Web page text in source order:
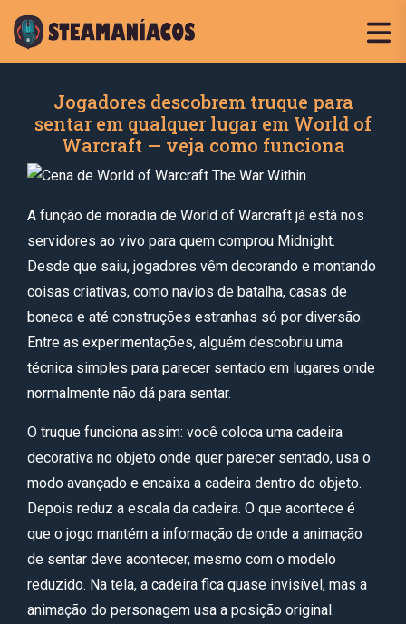
Jogadores descobrem truque para
sentar em qualquer lugar em World of
Warcraft — veja como funciona
A função de moradia de World of Warcraft já está nos
servidores ao vivo para quem comprou Midnight.
Desde que saiu, jogadores vêm decorando e montando
coisas criativas, como navios de batalha, casas de
boneca e até construções estranhas só por diversão.
Entre as experimentações, alguém descobriu uma
técnica simples para parecer sentado em lugares onde
normalmente não dá para sentar.
O truque funciona assim: você coloca uma cadeira
decorativa no objeto onde quer parecer sentado, usa o
modo avançado e encaixa a cadeira dentro do objeto.
Depois reduz a escala da cadeira. O que acontece é
que o jogo mantém a informação de onde a animação
de sentar deve acontecer, mesmo com o modelo
reduzido. Na tela, a cadeira fica quase invisível, mas a
animação do personagem usa a posição original.